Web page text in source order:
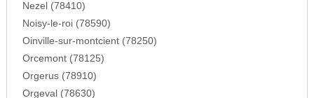
Nezel (78410)
Noisy-le-roi (78590)
Oinville-sur-montcient (78250)
Orcemont (78125)
Orgerus (78910)
Orgeval (78630)